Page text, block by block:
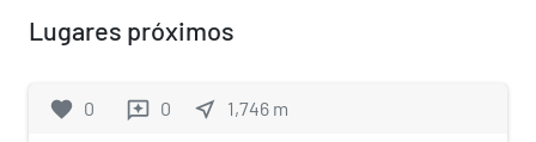
Lugares próximos
favorite 0 reviews 0 near_me 1,746 m